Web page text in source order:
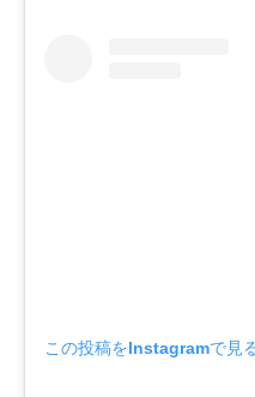
この投稿をInstagramで見